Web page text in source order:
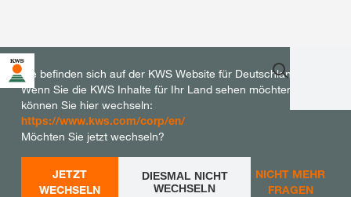
Sie befinden sich auf der KWS Website für Deutschland.
Wenn Sie die KWS Inhalte für Ihr Land sehen möchten,
können Sie hier wechseln:
https://www.kws.com/corp/en/
Möchten Sie jetzt wechseln?
JETZT
WECHSELN
DIESMAL NICHT
WECHSELN
NICHT MEHR
FRAGEN